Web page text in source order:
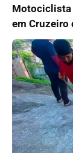
Motociclista
em Cruzeiro